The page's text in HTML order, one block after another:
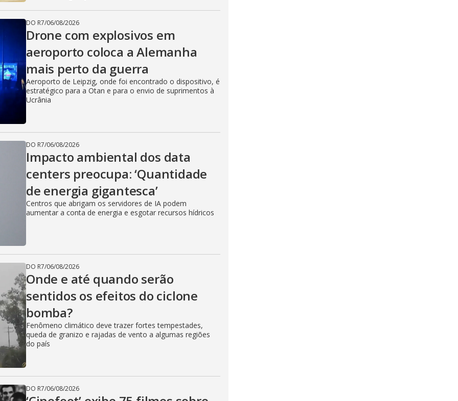
DO R7/06/08/2026
Drone com explosivos em
aeroporto coloca a Alemanha
mais perto da guerra
Aeroporto de Leipzig, onde foi encontrado o dispositivo, é
estratégico para a Otan e para o envio de suprimentos à
Ucrânia
DO R7/06/08/2026
Impacto ambiental dos data
centers preocupa: ‘Quantidade
de energia gigantesca’
Centros que abrigam os servidores de IA podem
aumentar a conta de energia e esgotar recursos hídricos
DO R7/06/08/2026
Onde e até quando serão
sentidos os efeitos do ciclone
bomba?
Fenômeno climático deve trazer fortes tempestades,
queda de granizo e rajadas de vento a algumas regiões
do país
DO R7/06/08/2026